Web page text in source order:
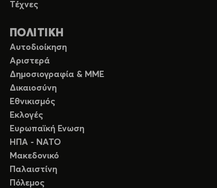
Τέχνες
ΠΟΛΙΤΙΚΗ
Αυτοδιοίκηση
Αριστερά
Δημοσιογραφία & ΜΜΕ
Δικαιοσύνη
Εθνικισμός
Εκλογές
Ευρωπαϊκή Ενωση
ΗΠΑ - ΝΑΤΟ
Μακεδονικό
Παλαιστίνη
Πόλεμος